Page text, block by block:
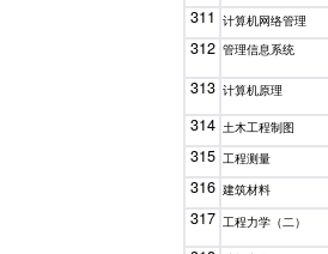
311 计算机网络管理
312 管理信息系统
313 计算机原理
314 土木工程制图
315 工程测量
316 建筑材料
317 工程力学（二）